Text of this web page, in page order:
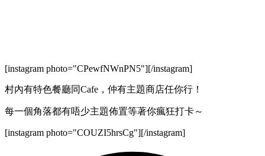
[instagram photo="CPewfNWnPN5"][/instagram]
村內有特色餐廳同Cafe，仲有主題商店任你行！
每一個角落都有唔少主題佈置等著你瘋狂打卡～
[instagram photo="COUZI5hrsCg"][/instagram]